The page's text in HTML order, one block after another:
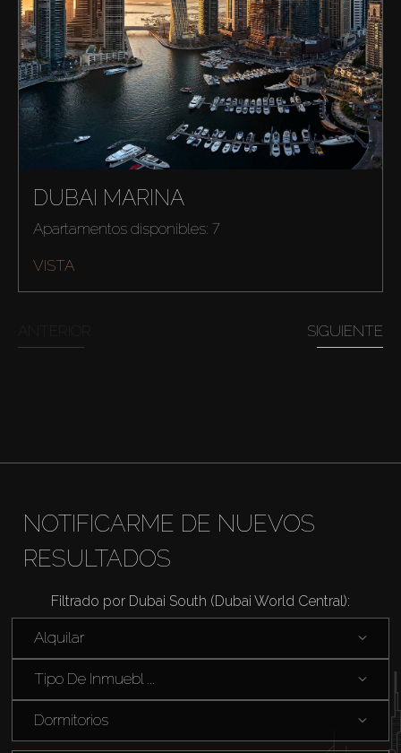
Alquilar
Venta
Sobre Plano
DUBAI MARINA
Apartamentos disponibles: 7
VISTA
SIGUIENTE
NOTIFICARME DE NUEVOS
RESULTADOS
Filtrado por Dubai South (Dubai World Central):
Alquilar
Tipo De Inmuebl ...
Dormitorios